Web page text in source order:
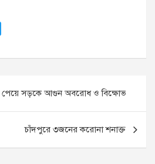
i
e
r
পেয়ে সড়কে আগুন অবরোধ ও বিক্ষোভ
চাঁদপুরে ৩জনের করোনা শনাক্ত